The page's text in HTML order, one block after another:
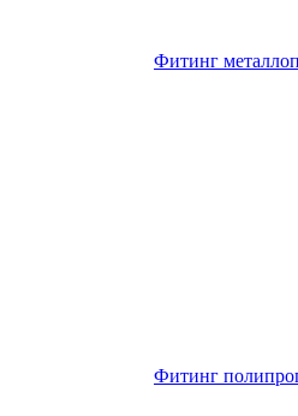
Фитинг
Фитинг